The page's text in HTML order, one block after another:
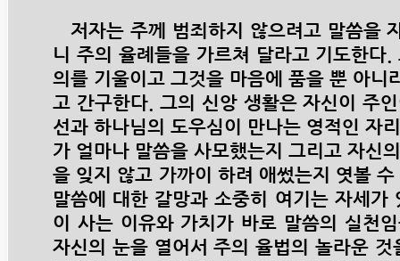
저자는 주께 범죄하지 않으려고 말씀을
니 주의 율례들을 가르쳐 달라고 기도한다
의를 기울이고 그것을 마음에 품을 뿐 아니
고 간구한다. 그의 신앙 생활은 자신이 주
선과 하나님의 도우심이 만나는 영적인 자
가 얼마나 말씀을 사모했는지 그리고 자신
을 잊지 않고 가까이 하려 애썼는지 엿볼
말씀에 대한 갈망과 소중히 여기는 자세가
이 사는 이유와 가치가 바로 말씀의 실천
자신의 눈을 열어서 주의 율법의 놀라운